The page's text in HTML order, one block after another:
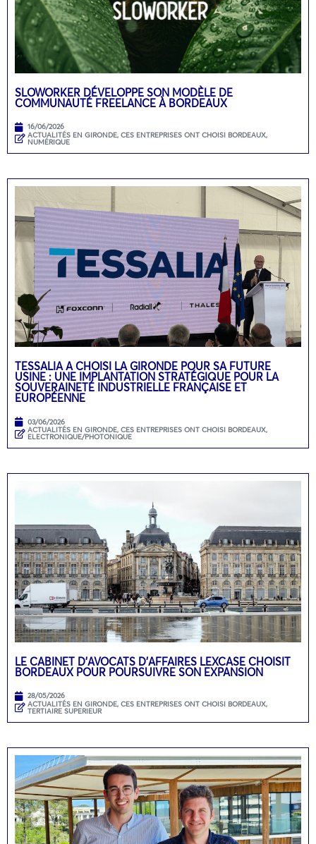
SLOWORKER DÉVELOPPE SON MODÈLE DE
COMMUNAUTÉ FREELANCE À BORDEAUX
16/06/2026
ACTUALITÉS EN GIRONDE, CES ENTREPRISES ONT CHOISI BORDEAUX,
NUMÉRIQUE
TESSALIA A CHOISI LA GIRONDE POUR SA FUTURE
USINE : UNE IMPLANTATION STRATÉGIQUE POUR LA
SOUVERAINETÉ INDUSTRIELLE FRANÇAISE ET
EUROPÉENNE
03/06/2026
ACTUALITÉS EN GIRONDE, CES ENTREPRISES ONT CHOISI BORDEAUX,
ELECTRONIQUE/PHOTONIQUE
LE CABINET D’AVOCATS D’AFFAIRES LEXCASE CHOISIT
BORDEAUX POUR POURSUIVRE SON EXPANSION
28/05/2026
ACTUALITÉS EN GIRONDE, CES ENTREPRISES ONT CHOISI BORDEAUX,
TERTIAIRE SUPERIEUR